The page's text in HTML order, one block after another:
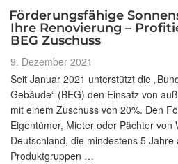
Förderungsfähige
Ihre Renovierung –
BEG Zuschuss
Veröffentlicht
am
9. Dezember 2021
Seit Januar 2021 unterstützt die
Gebäude“ (BEG) den Einsatz von
mit einem Zuschuss von 20%. Den
Eigentümer, Mieter oder Pächter von
Deutschland, die mindestens 5
Produktgruppen …